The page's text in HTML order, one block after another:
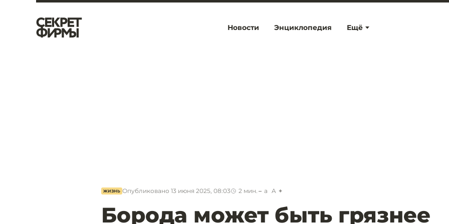
Ещё
Новости Энциклопедия
ЖИЗНЬ Опубликовано 13 июня 2025, 08:03 2 мин. a A
Борода может быть грязнее